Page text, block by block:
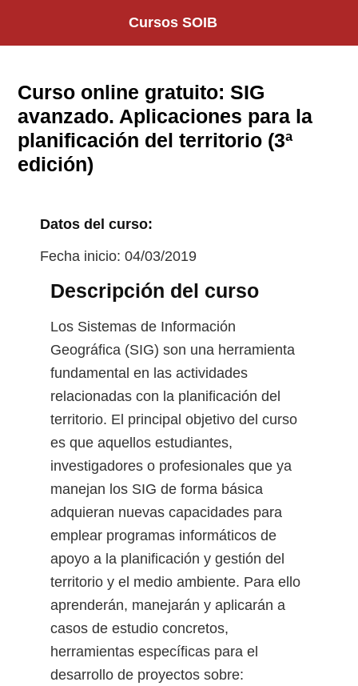
Cursos SOIB
Curso online gratuito: SIG
avanzado. Aplicaciones para la
planificación del territorio (3ª
edición)
Datos del curso:
Fecha inicio: 04/03/2019
Descripción del curso
Los Sistemas de Información
Geográfica (SIG) son una herramienta
fundamental en las actividades
relacionadas con la planificación del
territorio. El principal objetivo del curso
es que aquellos estudiantes,
investigadores o profesionales que ya
manejan los SIG de forma básica
adquieran nuevas capacidades para
emplear programas informáticos de
apoyo a la planificación y gestión del
territorio y el medio ambiente. Para ello
aprenderán, manejarán y aplicarán a
casos de estudio concretos,
herramientas específicas para el
desarrollo de proyectos sobre: